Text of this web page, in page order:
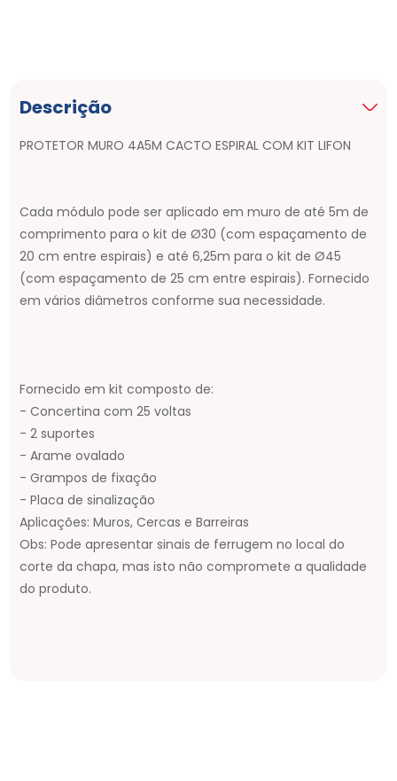
Descrição
PROTETOR MURO 4A5M CACTO ESPIRAL COM KIT LIFON
Cada módulo pode ser aplicado em muro de até 5m de
comprimento para o kit de Ø30 (com espaçamento de
20 cm entre espirais) e até 6,25m para o kit de Ø45
(com espaçamento de 25 cm entre espirais). Fornecido
em vários diâmetros conforme sua necessidade.
Fornecido em kit composto de:
- Concertina com 25 voltas
- 2 suportes
- Arame ovalado
- Grampos de fixação
- Placa de sinalização
Aplicações: Muros, Cercas e Barreiras
Obs: Pode apresentar sinais de ferrugem no local do
corte da chapa, mas isto não compromete a qualidade
do produto.